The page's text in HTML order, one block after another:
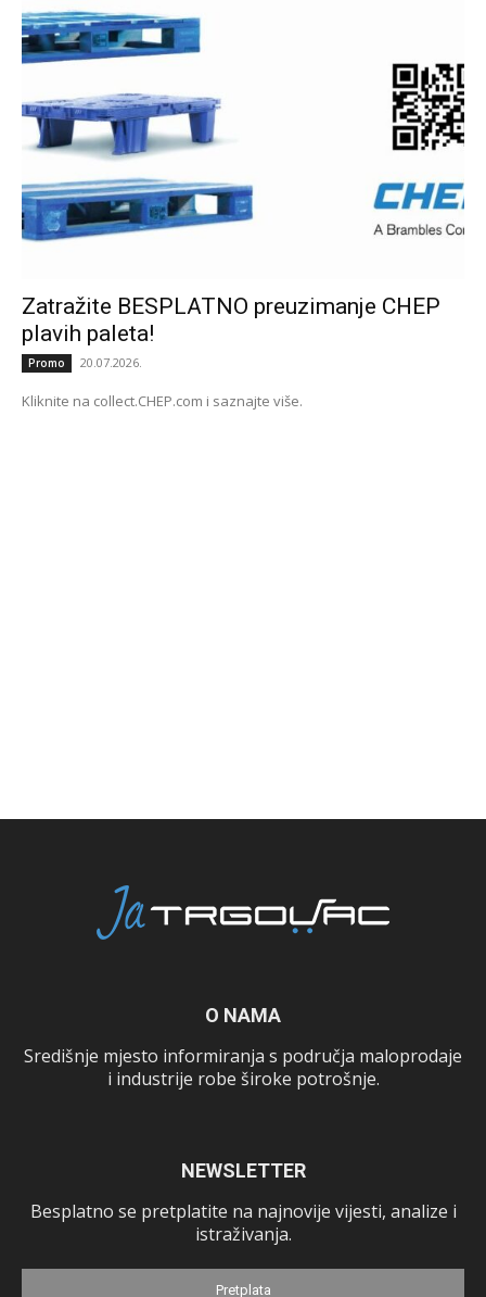
Zatražite BESPLATNO preuzimanje CHEP
plavih paleta!
Promo 20.07.2026.
Kliknite na collect.CHEP.com i saznajte više.
O NAMA
Središnje mjesto informiranja s područja maloprodaje
i industrije robe široke potrošnje.
NEWSLETTER
Besplatno se pretplatite na najnovije vijesti, analize i
istraživanja.
Pretplata